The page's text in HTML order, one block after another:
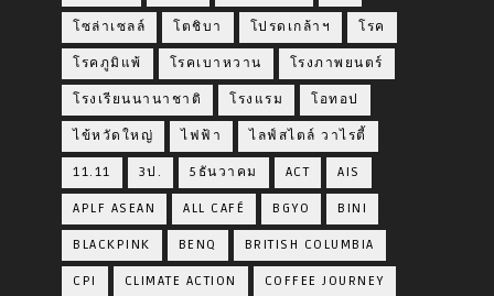
โซล่าเซลล์ โตชิบา โปรดเกล้าฯ โรค
โรคภูมิแพ้ โรคเบาหวาน โรงภาพยนตร์
โรงเรียนนานาชาติ โรงแรม โอทอป
ไข้หวัดใหญ่ ไฟฟ้า ไลฟ์สไตล์ วาไรตี้
11.11 3ป. 5ธันวาคม ACT AIS
APLF ASEAN ALL CAFÉ BGYO BINI
BLACKPINK BENQ BRITISH COLUMBIA
CPI CLIMATE ACTION COFFEE JOURNEY